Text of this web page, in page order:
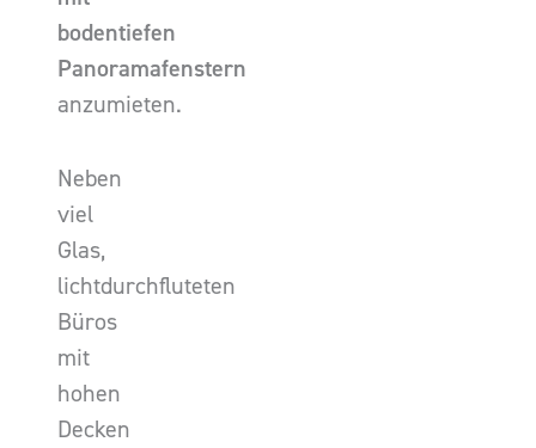
bodentiefen
Panoramafenstern
anzumieten.
Neben
viel
Glas,
lichtdurchfluteten
Büros
mit
hohen
Decken